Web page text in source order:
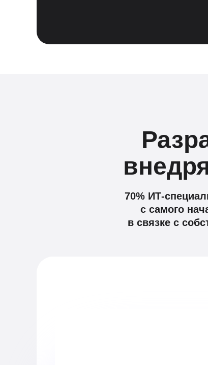
70% ИТ-
с самого
в связке с